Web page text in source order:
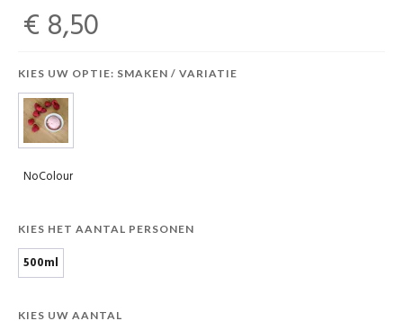
€ 8,50
KIES UW OPTIE: SMAKEN / VARIATIE
NoColour
KIES HET AANTAL PERSONEN
500ml
KIES UW AANTAL